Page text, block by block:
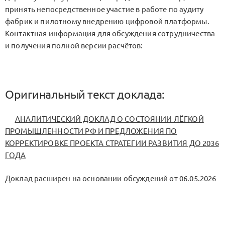
принять непосредственное участие в работе по аудиту
фабрик и пилотному внедрению цифровой платформы.
Контактная информация для обсуждения сотрудничества
и получения полной версии расчётов:
Оригинальный текст доклада:
АНАЛИТИЧЕСКИЙ ДОКЛАД О СОСТОЯНИИ ЛЁГКОЙ
ПРОМЫШЛЕННОСТИ РФ И ПРЕДЛОЖЕНИЯ ПО
КОРРЕКТИРОВКЕ ПРОЕКТА СТРАТЕГИИ РАЗВИТИЯ ДО 2036
ГОДА
Доклад расширен на основании обсуждений от 06.05.2026